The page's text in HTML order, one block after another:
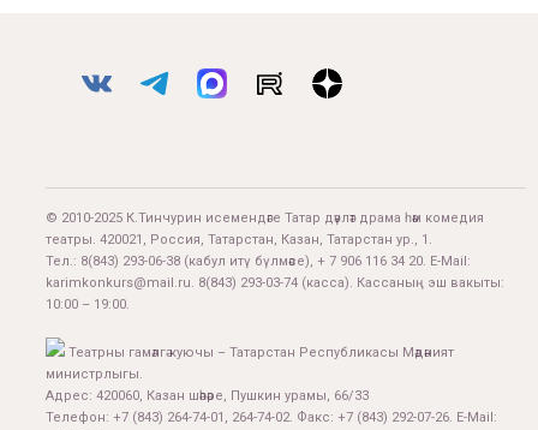
© 2010-2025 К.Тинчурин исемендәге Татар дәүләт драма һәм комедия
театры. 420021, Россия, Татарстан, Казан, Татарстан ур., 1.
Тел.: 8(843) 293-06-38 (кабул итү бүлмәсе), + 7 906 116 34 20. E-Mail:
karimkonkurs@mail.ru. 8(843) 293-03-74 (касса). Кассаның эш вакыты:
10:00 – 19:00.
Театрны гамәлгә куючы – Татарстан Республикасы Мәдәният
министрлыгы.
Адрес: 420060, Казан шәһәре, Пушкин урамы, 66/33
Телефон: +7 (843) 264-74-01, 264-74-02. Факс: +7 (843) 292-07-26. E-Mail: